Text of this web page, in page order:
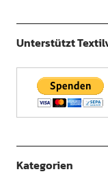
Unterstützt
Kategorien